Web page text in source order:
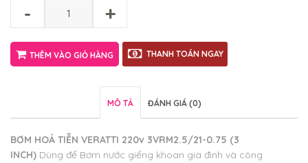
- +
THÊM VÀO GIỎ HÀNG THANH TOÁN NGAY
MÔ TẢ ĐÁNH GIÁ (0)
BƠM HOẢ TIỄN VERATTI 220v 3VRM2.5/21-0.75 (3
INCH) Dùng để Bơm nước giếng khoan gia đình và công